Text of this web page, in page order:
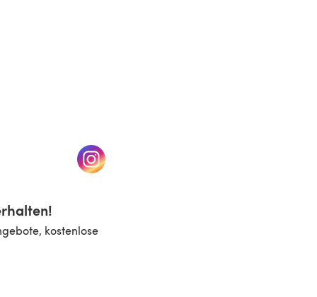
neuen Tab)(öffnet sich in einem neuen Tab)
kostenlose